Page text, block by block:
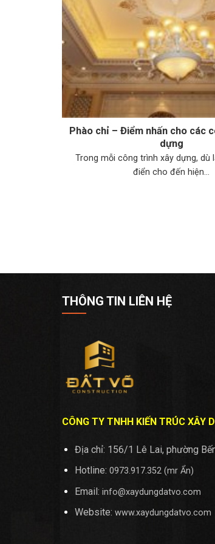
Phào chỉ – Điểm nhấn cho các
dựng
Trong mỗi công trình xây dựng, dù
điển cho đến hiện...
THÔNG TIN LIÊN HỆ
CÔNG TY TNHH KIẾN TRÚC XÂY
Địa chỉ: 156/1 Lê Lai, phường
Hotline: 0973.917.352 (mr Ẩn)
Email: info@xaydungdatvo.com
Website: www.xaydungdatvo.com